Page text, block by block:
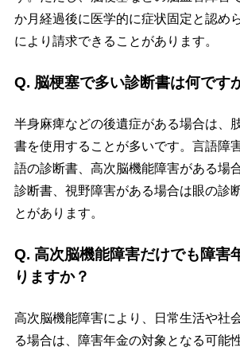
か月経過後に医学的に症状固定と認め
により請求できることがあります。
Q. 脳梗塞で多い診断書は何です
半身麻痺などの後遺症がある場合は、
書を使用することが多いです。言語障
語の診断書、高次脳機能障害がある場
診断書、視野障害がある場合は眼の診
とがあります。
Q. 高次脳機能障害だけでも障害
りますか？
高次脳機能障害により、日常生活や社
る場合は、障害年金の対象となる可能